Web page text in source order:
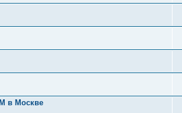
в Москве